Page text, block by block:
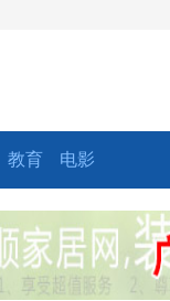
教育 电影